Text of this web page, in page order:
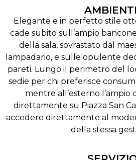
Elegante e in perfetto stile
cade subito sull’ampio
della sala, sovrastato dal
lampadario, e sulle opulente
pareti. Lungo il perimetro del
sedie per chi preferisce
mentre all’esterno l’ampio
direttamente su Piazza San
accedere direttamente al
della stessa